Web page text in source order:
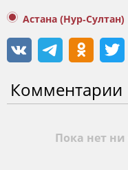
Астана (Нур-Султан)
Комментарии
Пока нет